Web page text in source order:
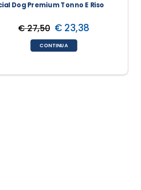
Dog Premium Tonno E Riso
€ 27,50 € 23,38
CONTINUA